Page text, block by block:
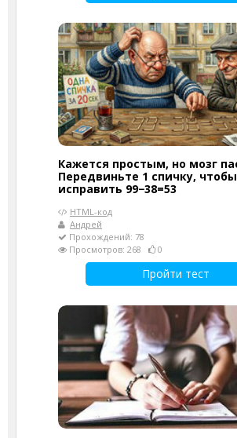
Кажется простым, но мозг
Передвиньте 1 спичку, чтобы
исправить 99−38=53
HTML-код
Андрей
Прохождений: 78
Просмотров: 268
0
Пройти тест